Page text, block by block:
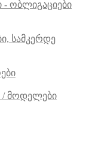
- ობლიგაციები
სამკერდე
/ მოდელები